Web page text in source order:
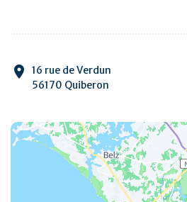
16 rue de Verdun
56170 Quiberon